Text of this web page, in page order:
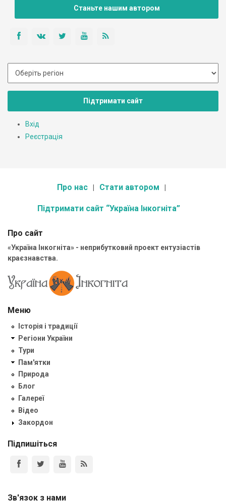
Станьте нашим автором
Підтримати сайт
Вхід
Реєстрація
Про нас Стати автором
Підтримати сайт “Україна Інкогніта”
Про сайт
«Україна Інкогніта» - неприбутковий проект ентузіастів
краєзнавства.
Меню
Історія і традиції
Регіони України
Тури
Пам'ятки
Природа
Блог
Галереї
Відео
Закордон
Підпишіться
Зв'язок з нами